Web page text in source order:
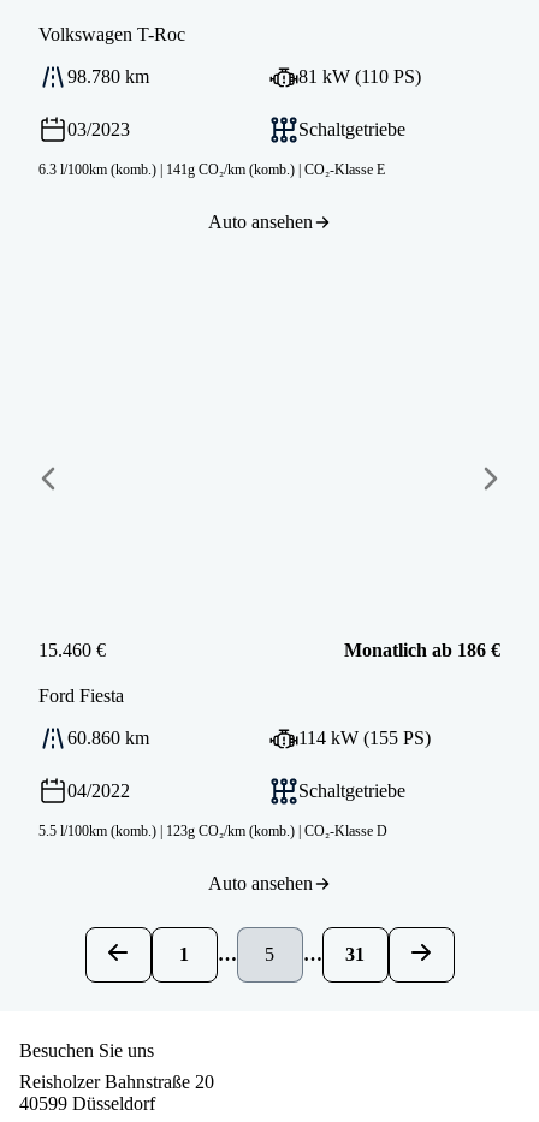
Volkswagen T-Roc
98.780 km 81 kW (110 PS)
03/2023 Schaltgetriebe
6.3 l/100km (komb.) | 141g CO₂/km (komb.) | CO₂-Klasse E
Auto ansehen
15.460 € Monatlich ab 186 €
Ford Fiesta
60.860 km 114 kW (155 PS)
04/2022 Schaltgetriebe
5.5 l/100km (komb.) | 123g CO₂/km (komb.) | CO₂-Klasse D
Auto ansehen
1 … 5 … 31
Besuchen Sie uns
Reisholzer Bahnstraße 20
40599 Düsseldorf